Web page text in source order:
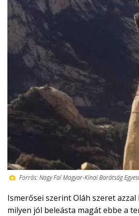
Forrás: Nagy Fal Magyar-Kínai Barátság
Ismerősei szerint Oláh szeret
milyen jól beleásta magát ebbe a